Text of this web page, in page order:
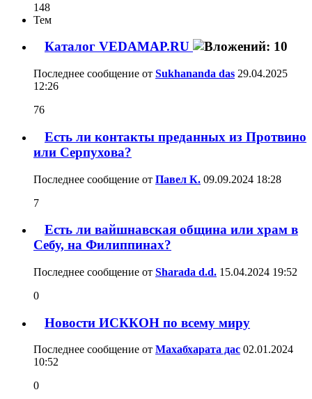
148
Тем
Каталог VEDAMAP.RU
Последнее сообщение от Sukhananda das 29.04.2025
12:26
76
Есть ли контакты преданных из Протвино
или Серпухова?
Последнее сообщение от Павел К. 09.09.2024 18:28
7
Есть ли вайшнавская община или храм в
Себу, на Филиппинах?
Последнее сообщение от Sharada d.d. 15.04.2024 19:52
0
Новости ИСККОН по всему миру
Последнее сообщение от Махабхарата дас 02.01.2024
10:52
0